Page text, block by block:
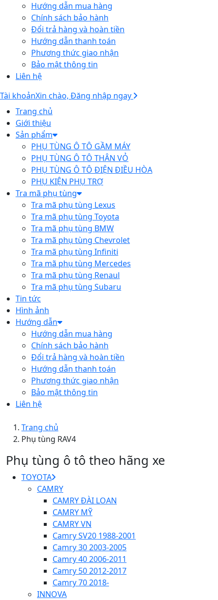
Hướng dẫn mua hàng
Chính sách bảo hành
Đổi trả hàng và hoàn tiền
Hướng dẫn thanh toán
Phương thức giao nhận
Bảo mật thông tin
Liên hệ
Tài khoảnXin chào, Đăng nhập ngay
Trang chủ
Giới thiệu
Sản phẩm
PHỤ TÙNG Ô TÔ GẦM MÁY
PHỤ TÙNG Ô TÔ THÂN VỎ
PHỤ TÙNG Ô TÔ ĐIỆN ĐIỀU HÒA
PHỤ KIỆN PHỤ TRỢ
Tra mã phụ tùng
Tra mã phụ tùng Lexus
Tra mã phụ tùng Toyota
Tra mã phụ tùng BMW
Tra mã phụ tùng Chevrolet
Tra mã phụ tùng Infiniti
Tra mã phụ tùng Mercedes
Tra mã phụ tùng Renaul
Tra mã phụ tùng Subaru
Tin tức
Hình ảnh
Hướng dẫn
Hướng dẫn mua hàng
Chính sách bảo hành
Đổi trả hàng và hoàn tiền
Hướng dẫn thanh toán
Phương thức giao nhận
Bảo mật thông tin
Liên hệ
Trang chủ
Phụ tùng RAV4
Phụ tùng ô tô theo hãng xe
TOYOTA
CAMRY
CAMRY ĐÀI LOAN
CAMRY MỸ
CAMRY VN
Camry SV20 1988-2001
Camry 30 2003-2005
Camry 40 2006-2011
Camry 50 2012-2017
Camry 70 2018-
INNOVA